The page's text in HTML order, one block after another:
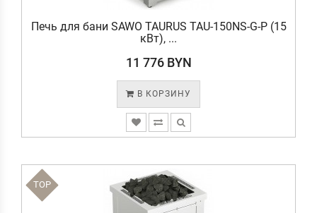
Печь для бани SAWO TAURUS TAU-150NS-G-P (15
кВт), ...
11 776 BYN
В КОРЗИНУ
TOP